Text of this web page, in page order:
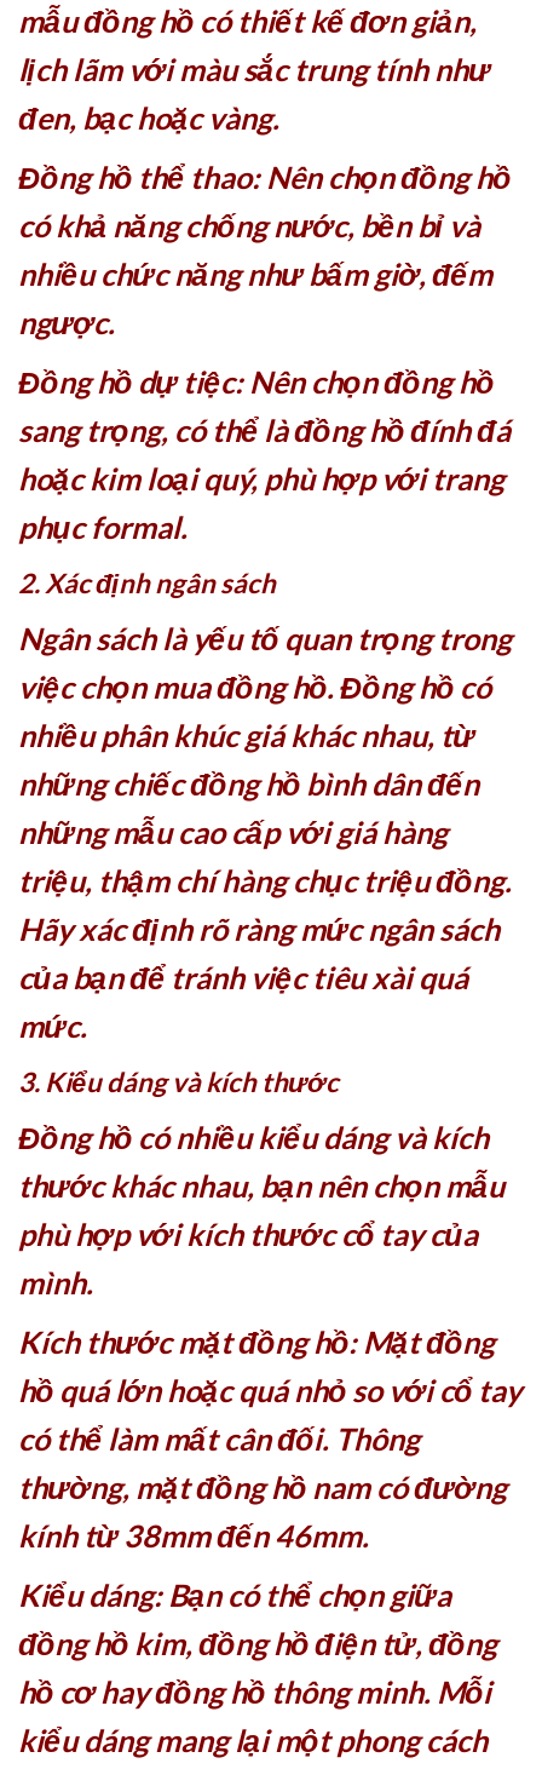
mẫu đồng hồ có thiết kế đơn giản,
lịch lãm với màu sắc trung tính như
đen, bạc hoặc vàng.
Đồng hồ thể thao: Nên chọn đồng hồ
có khả năng chống nước, bền bỉ và
nhiều chức năng như bấm giờ, đếm
ngược.
Đồng hồ dự tiệc: Nên chọn đồng hồ
sang trọng, có thể là đồng hồ đính đá
hoặc kim loại quý, phù hợp với trang
phục formal.
2. Xác định ngân sách
Ngân sách là yếu tố quan trọng trong
việc chọn mua đồng hồ. Đồng hồ có
nhiều phân khúc giá khác nhau, từ
những chiếc đồng hồ bình dân đến
những mẫu cao cấp với giá hàng
triệu, thậm chí hàng chục triệu đồng.
Hãy xác định rõ ràng mức ngân sách
của bạn để tránh việc tiêu xài quá
mức.
3. Kiểu dáng và kích thước
Đồng hồ có nhiều kiểu dáng và kích
thước khác nhau, bạn nên chọn mẫu
phù hợp với kích thước cổ tay của
mình.
Kích thước mặt đồng hồ: Mặt đồng
hồ quá lớn hoặc quá nhỏ so với cổ tay
có thể làm mất cân đối. Thông
thường, mặt đồng hồ nam có đường
kính từ 38mm đến 46mm.
Kiểu dáng: Bạn có thể chọn giữa
đồng hồ kim, đồng hồ điện tử, đồng
hồ cơ hay đồng hồ thông minh. Mỗi
kiểu dáng mang lại một phong cách